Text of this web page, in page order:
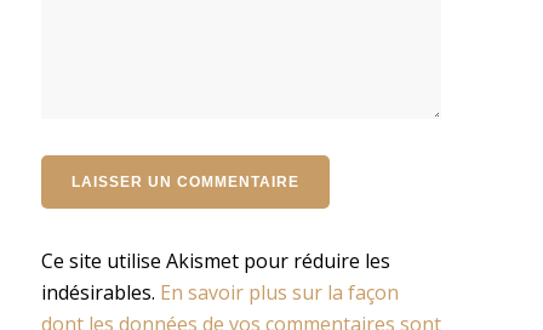
Ce site utilise Akismet pour réduire les
indésirables. En savoir plus sur la façon
dont les données de vos commentaires sont